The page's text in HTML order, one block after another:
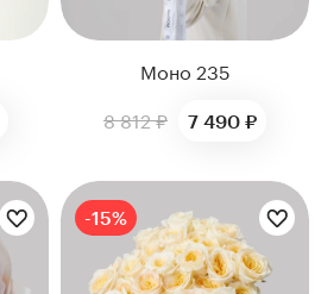
Моно 235
8 812 ₽
7 490 ₽
Цветы букета:
-15%